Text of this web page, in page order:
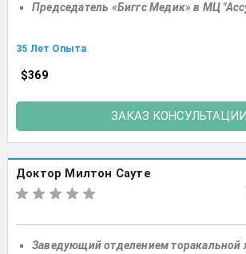
Председатель «Биггс Медик» в МЦ
35 Лет Опыта
$369
ЗАКАЗ КОНСУЛЬТАЦИИ
Доктор Милтон Сауте
Заведующий отделением торакальной